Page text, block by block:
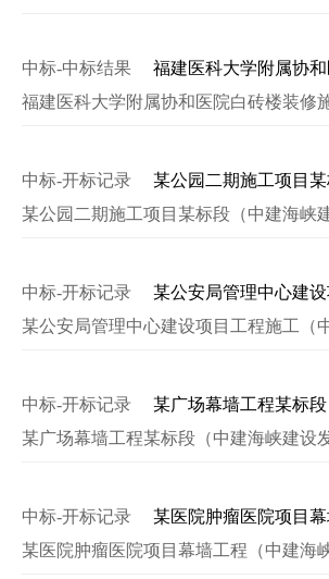
中标-中标结果
福建医科大学附属协
福建医科大学附属协和医院白砖楼装修
中标-开标记录
某公园二期施工项目
某公园二期施工项目某标段（中建海峡
中标-开标记录
某公安局管理中心建
某公安局管理中心建设项目工程施工（
中标-开标记录
某广场幕墙工程某标段
某广场幕墙工程某标段（中建海峡建设
中标-开标记录
某医院肿瘤医院项目
某医院肿瘤医院项目幕墙工程（中建海